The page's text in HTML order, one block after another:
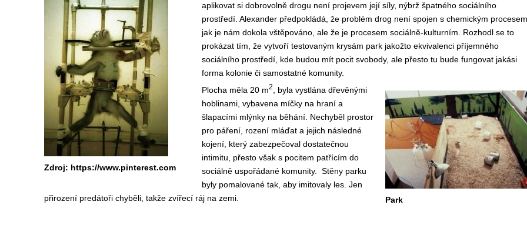
Zdroj: https://www.pinterest.com
aplikovat si dobrovolně drogu není projevem její síly, nýbrž špatného sociálního
prostředí. Alexander předpokládá, že problém drog není spojen s chemickým
jak je nám dokola vštěpováno, ale že je procesem sociálně-kulturním. Rozhodl se to
prokázat tím, že vytvoří testovaným krysám park jakožto ekvivalenci příjemného
sociálního prostředí, kde budou mít pocit svobody, ale přesto tu bude fungovat jakási
forma kolonie či samostatné komunity.
Park
Plocha měla 20 m2
, byla vystlána dřevěnými
hoblinami, vybavena míčky na hraní a
šlapacími mlýnky na běhání. Nechyběl prostor
pro páření, rození mláďat a jejich následné
kojení, který zabezpečoval dostatečnou
intimitu, přesto však s pocitem patřícím do
sociálně uspořádané komunity. Stěny parku
byly pomalované tak, aby imitovaly les. Jen
přirození predátoři chyběli, takže zvířecí ráj na zemi.